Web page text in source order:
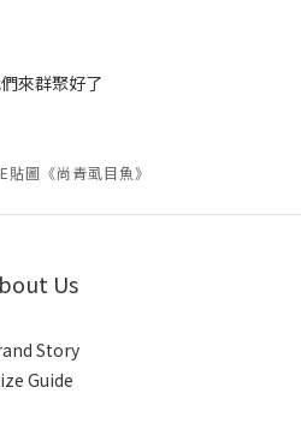
貼圖《尚青虱目魚》
Us
Story
Guide